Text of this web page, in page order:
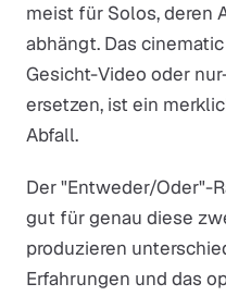
meist für Solos, deren
abhängt. Das
Gesicht-Video oder
ersetzen, ist ein
Abfall.
Der "Entweder/Oder"-
gut für genau diese
produzieren
Erfahrungen und das